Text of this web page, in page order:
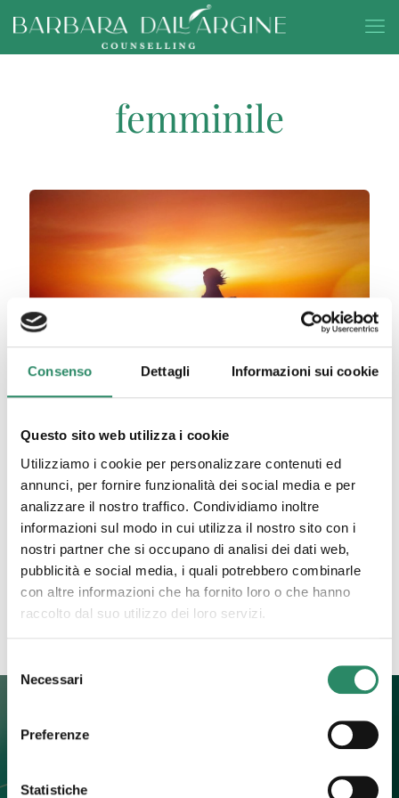
Consenso Dettagli Informazioni sui cookie
Questo sito web utilizza i cookie
Utilizziamo i cookie per personalizzare contenuti ed
annunci, per fornire funzionalità dei social media e per
analizzare il nostro traffico. Condividiamo inoltre
informazioni sul modo in cui utilizza il nostro sito con i
nostri partner che si occupano di analisi dei dati web,
pubblicità e social media, i quali potrebbero combinarle
con altre informazioni che ha fornito loro o che hanno
raccolto dal suo utilizzo dei loro servizi.
delNecessari
Preferenze
Statistiche
femminile
Rabbia
Ti immagino fiera, bella, consapevole e audace.
mostrare, in un gioco di vedo e non vedo,[…]
Leggi tutto